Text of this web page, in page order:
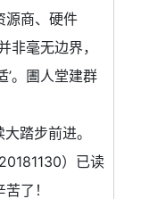
源商、硬件
非毫无边界，
’。圕人堂建群
踏步前进。
）已读
了！